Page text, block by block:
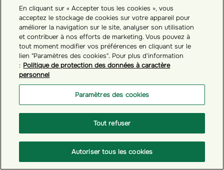
# GÉRER VOTRE COMPTE ÉPARGNANT
Comment mettre à jour vos informations
En cliquant sur « Accepter tous les cookies », vous
acceptez le stockage de cookies sur votre appareil pour
améliorer la navigation sur le site, analyser son utilisation
et contribuer à nos efforts de marketing. Vous pouvez à
tout moment modifier vos préférences en cliquant sur le
lien "Paramètres des cookies". Pour plus d'information
: Politique de protection des données à caractère
personnel
Paramètres des cookies
Tout refuser
Autoriser tous les cookies